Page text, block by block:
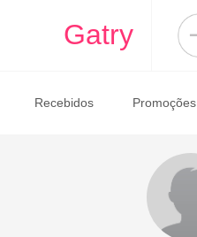
Gatry
Recebidos Promoções